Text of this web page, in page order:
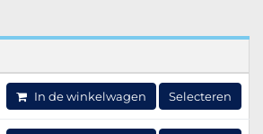
In de winkelwagen Selecteren